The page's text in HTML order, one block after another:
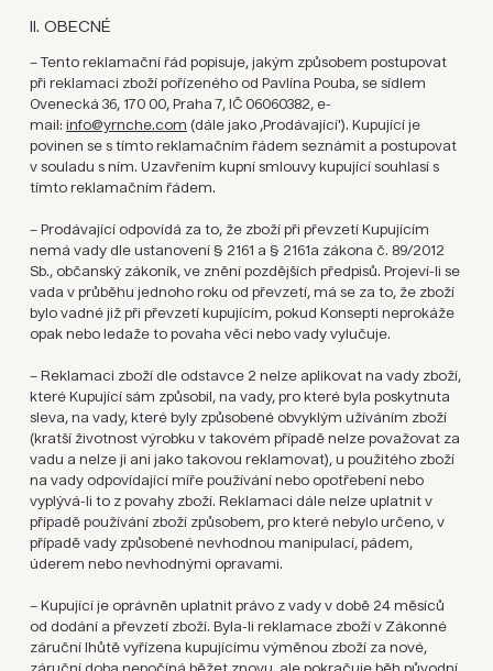
II. OBECNÉ
– Tento reklamační řád popisuje, jakým způsobem postupovat
při reklamaci zboží pořízeného od Pavlína Pouba, se sídlem
Ovenecká 36, 170 00, Praha 7, IČ 06060382, e-
mail:info@yrnche.com (dále jako ,Prodávající'). Kupující je
povinen se s tímto reklamačním řádem seznámit a postupovat
v souladu s ním. Uzavřením kupní smlouvy kupující souhlasí s
tímto reklamačním řádem.
– Prodávající odpovídá za to, že zboží při převzetí Kupujícím
nemá vady dle ustanovení § 2161 a § 2161a zákona č. 89/2012
Sb., občanský zákoník, ve znění pozdějších předpisů. Projeví-li se
vada v průběhu jednoho roku od převzetí, má se za to, že zboží
bylo vadné již při převzetí kupujícím, pokud Konsepti neprokáže
opak nebo ledaže to povaha věci nebo vady vylučuje.
– Reklamaci zboží dle odstavce 2 nelze aplikovat na vady zboží,
které Kupující sám způsobil, na vady, pro které byla poskytnuta
sleva, na vady, které byly způsobené obvyklým užíváním zboží
(kratší životnost výrobku v takovém případě nelze považovat za
vadu a nelze ji ani jako takovou reklamovat), u použitého zboží
na vady odpovídající míře používání nebo opotřebení nebo
vyplývá-li to z povahy zboží. Reklamaci dále nelze uplatnit v
případě používání zboží způsobem, pro které nebylo určeno, v
případě vady způsobené nevhodnou manipulací, pádem,
úderem nebo nevhodnými opravami.
– Kupující je oprávněn uplatnit právo z vady v době 24 měsíců
od dodání a převzetí zboží. Byla-li reklamace zboží v Zákonné
záruční lhůtě vyřízena kupujícímu výměnou zboží za nové,